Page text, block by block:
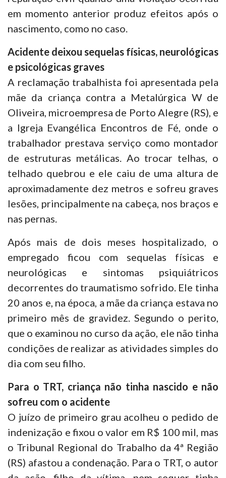
em momento anterior produz efeitos após o
nascimento, como no caso.
Acidente deixou sequelas físicas, neurológicas
e psicológicas graves
A reclamação trabalhista foi apresentada pela
mãe da criança contra a Metalúrgica W de
Oliveira, microempresa de Porto Alegre (RS), e
a Igreja Evangélica Encontros de Fé, onde o
trabalhador prestava serviço como montador
de estruturas metálicas. Ao trocar telhas, o
telhado quebrou e ele caiu de uma altura de
aproximadamente dez metros e sofreu graves
lesões, principalmente na cabeça, nos braços e
nas pernas.
Após mais de dois meses hospitalizado, o
empregado ficou com sequelas físicas e
neurológicas e sintomas psiquiátricos
decorrentes do traumatismo sofrido. Ele tinha
20 anos e, na época, a mãe da criança estava no
primeiro mês de gravidez. Segundo o perito,
que o examinou no curso da ação, ele não tinha
condições de realizar as atividades simples do
dia com seu filho.
Para o TRT, criança não tinha nascido e não
sofreu com o acidente
O juízo de primeiro grau acolheu o pedido de
indenização e fixou o valor em R$ 100 mil, mas
o Tribunal Regional do Trabalho da 4ª Região
(RS) afastou a condenação. Para o TRT, o autor